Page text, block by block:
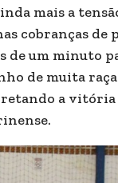
mais a
cobranças de
de um minuto
de muita
a vitória